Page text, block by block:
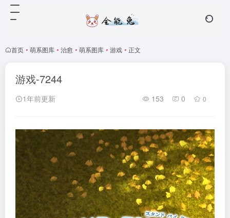
首页 • 萌系图库 • 治愈 • 萌系图库 • 游戏 • 正文
游戏-7244
1年前更新 153 0 0